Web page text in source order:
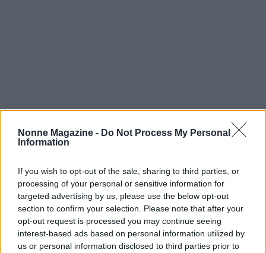
Nonne Magazine - Do Not Process My Personal
Information
If you wish to opt-out of the sale, sharing to third parties, or
processing of your personal or sensitive information for
targeted advertising by us, please use the below opt-out
section to confirm your selection. Please note that after your
opt-out request is processed you may continue seeing
interest-based ads based on personal information utilized by
us or personal information disclosed to third parties prior to
AUTORE
AiAdhubMedia